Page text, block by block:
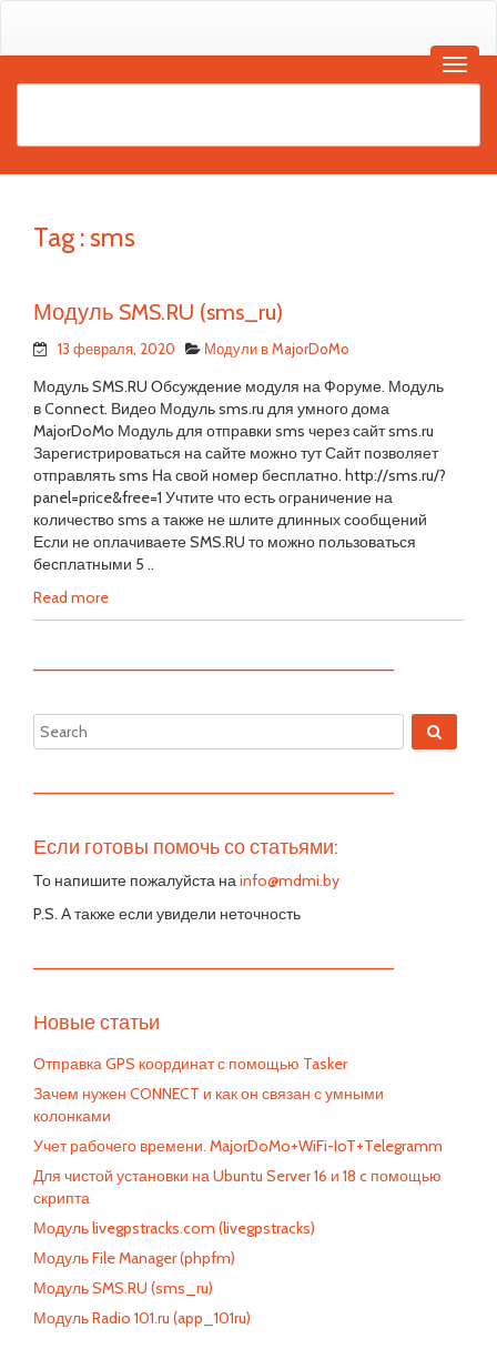
Tag :sms
Модуль SMS.RU (sms_ru)
13 февраля, 2020 Модули в MajorDoMo
Модуль SMS.RU Обсуждение модуля на Форуме. Модуль
в Connect. Видео Модуль sms.ru для умного дома
MajorDoMo Модуль для отправки sms через сайт sms.ru
Зарегистрироваться на сайте можно тут Сайт позволяет
отправлять sms На свой номер бесплатно. http://sms.ru/?
panel=price&free=1 Учтите что есть ограничение на
количество sms а также не шлите длинных сообщений
Если не оплачиваете SMS.RU то можно пользоваться
бесплатными 5 ..
Read more
—————————————————————————
—————————————————————————
Если готовы помочь со статьями:
То напишите пожалуйста наinfo@mdmi.by
P.S. А также если увидели неточность
—————————————————————————
Новые статьи
Отправка GPS координат с помощью Tasker
Зачем нужен CONNECT и как он связан с умными
колонками
Учет рабочего времени. MajorDoMo+WiFi-IoT+Telegramm
Для чистой установки на Ubuntu Server 16 и 18 c помощью
скрипта
Модуль livegpstracks.com (livegpstracks)
Модуль File Manager (phpfm)
Модуль SMS.RU (sms_ru)
Модуль Radio 101.ru (app_101ru)